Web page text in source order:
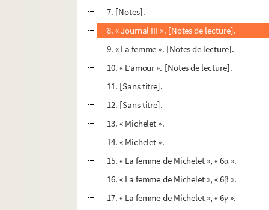
7. [Notes].
8. « Journal III ». [Notes de lecture].
9. « La femme ». [Notes de lecture].
10. « L’amour ». [Notes de lecture].
11. [Sans titre].
12. [Sans titre].
13. « Michelet ».
14. « Michelet ».
15. « La femme de Michelet », « 6α ».
16. « La femme de Michelet », « 6β ».
17. « La femme de Michelet », « 6γ ».